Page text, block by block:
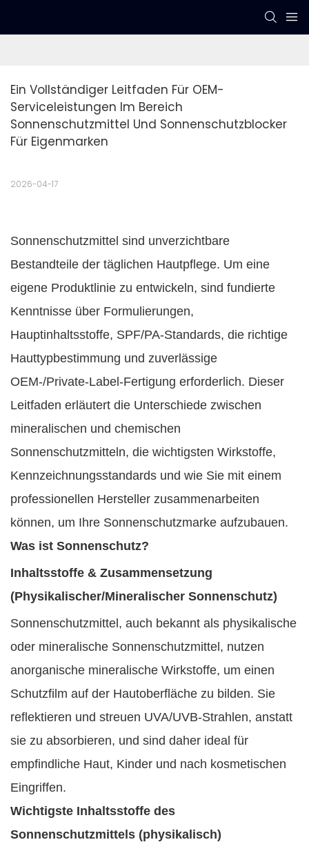
Ein Vollständiger Leitfaden Für OEM-
Serviceleistungen Im Bereich
Sonnenschutzmittel Und Sonnenschutzblocker
Für Eigenmarken
2026-04-17
Sonnenschutzmittel sind unverzichtbare
Bestandteile der täglichen Hautpflege. Um eine
eigene Produktlinie zu entwickeln, sind fundierte
Kenntnisse über Formulierungen,
Hauptinhaltsstoffe, SPF/PA-Standards, die richtige
Hauttypbestimmung und zuverlässige
OEM-/Private-Label-Fertigung erforderlich. Dieser
Leitfaden erläutert die Unterschiede zwischen
mineralischen und chemischen
Sonnenschutzmitteln, die wichtigsten Wirkstoffe,
Kennzeichnungsstandards und wie Sie mit einem
professionellen Hersteller zusammenarbeiten
können, um Ihre Sonnenschutzmarke aufzubauen.
Was ist Sonnenschutz?
Inhaltsstoffe & Zusammensetzung
(Physikalischer/Mineralischer Sonnenschutz)
Sonnenschutzmittel, auch bekannt als physikalische
oder mineralische Sonnenschutzmittel, nutzen
anorganische mineralische Wirkstoffe, um einen
Schutzfilm auf der Hautoberfläche zu bilden. Sie
reflektieren und streuen UVA/UVB-Strahlen, anstatt
sie zu absorbieren, und sind daher ideal für
empfindliche Haut, Kinder und nach kosmetischen
Eingriffen.
Wichtigste Inhaltsstoffe des
Sonnenschutzmittels (physikalisch)